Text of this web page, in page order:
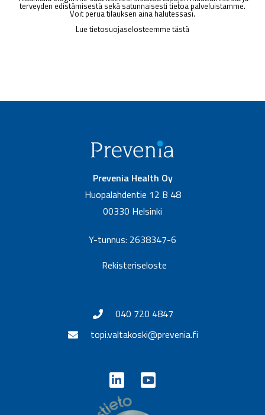
terveyden edistämisestä sekä satunnaisesti tietoa palveluistamme.
Voit perua tilauksen aina halutessasi.
Lue tietosuojaselosteemme tästä
Prevenia Health Oy
Huopalahdentie 12 B 48
00330 Helsinki
Y-tunnus: 2638347-6
Rekisteriseloste
040 720 4847
topi.valtakoski@prevenia.fi